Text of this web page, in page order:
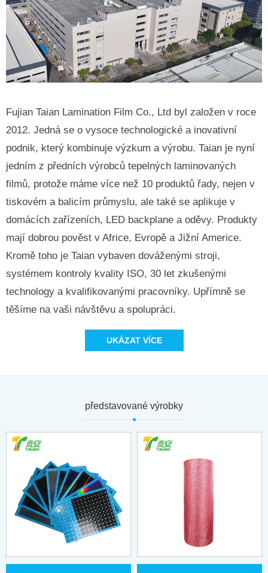
Fujian Taian Lamination Film Co., Ltd byl založen v roce
2012. Jedná se o vysoce technologické a inovativní
podnik, který kombinuje výzkum a výrobu. Taian je nyní
jedním z předních výrobců tepelných laminovaných
filmů, protože máme více než 10 produktů řady, nejen v
tiskovém a balicím průmyslu, ale také se aplikuje v
domácích zařízeních, LED backplane a oděvy. Produkty
mají dobrou pověst v Africe, Evropě a Jižní Americe.
Kromě toho je Taian vybaven dováženými stroji,
systémem kontroly kvality ISO, 30 let zkušenými
technology a kvalifikovanými pracovníky. Upřímně se
těšíme na vaši návštěvu a spolupráci.
UKÁZAT VÍCE
představované výrobky